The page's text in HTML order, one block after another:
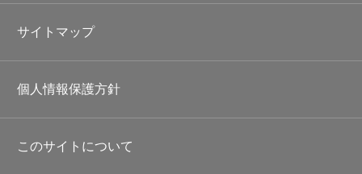
サイトマップ
個人情報保護方針
このサイトについて